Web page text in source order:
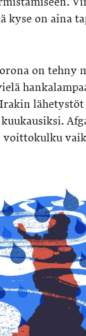
kyse on aina
on tehny
lähetystöt
voittokulku